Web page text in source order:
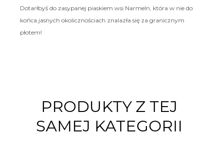
Dotarłbyś do zasypanej piaskiem wsi Narmeln, która w nie do
końca jasnych okolicznościach znalazła się za granicznym
płotem!
PRODUKTY Z TEJ
SAMEJ KATEGORII